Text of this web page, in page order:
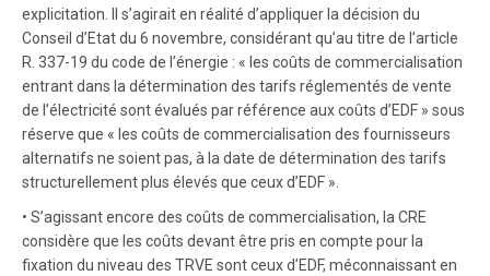
explicitation. Il s’agirait en réalité d’appliquer la décision du
Conseil d’Etat du 6 novembre, considérant qu’au titre de l’article
R. 337-19 du code de l’énergie : « les coûts de commercialisation
entrant dans la détermination des tarifs réglementés de vente
de l’électricité sont évalués par référence aux coûts d’EDF » sous
réserve que « les coûts de commercialisation des fournisseurs
alternatifs ne soient pas, à la date de détermination des tarifs
structurellement plus élevés que ceux d’EDF ».
• S’agissant encore des coûts de commercialisation, la CRE
considère que les coûts devant être pris en compte pour la
fixation du niveau des TRVE sont ceux d’EDF, méconnaissant en